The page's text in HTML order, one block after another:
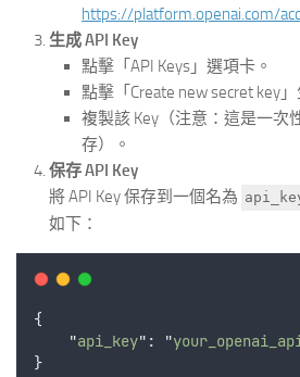
https://platform.openai.com/
生成 API Key
點擊「API Keys」選項卡。
點擊「Create new secret key
複製該 Key（注意：這是一次
存）。
保存 API Key
將 API Key 保存到一個名為
如下：
{
"api_key" : "
}